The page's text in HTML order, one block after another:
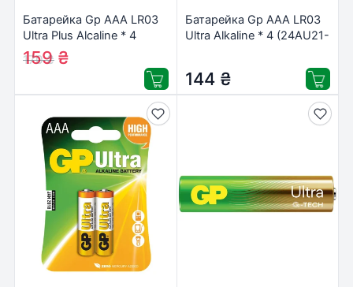
Батарейка Gp AAA LR03
Ultra Plus Alcaline * 4
(24AUP21-SB4 /
4891199203985)
170₴
159₴
Батарейка Gp AAA LR03
Ultra Alkaline * 4 (24AU21-
144 ₴